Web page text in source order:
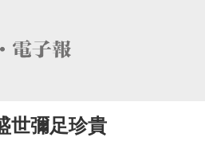
世彌足珍貴